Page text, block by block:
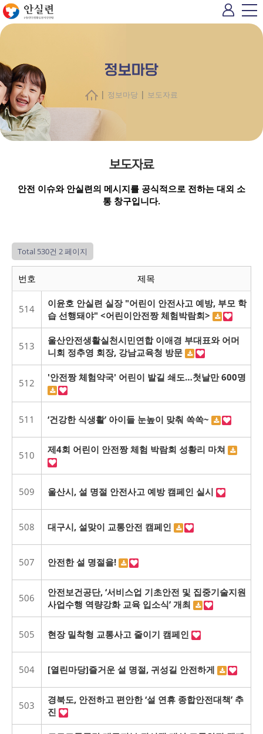
정보마당
| 정보마당 | 보도자료
보도자료
안전 이슈와 안실련의 메시지를 공식적으로 전하는 대외 소
통 창구입니다.
Total 530건 2 페이지
번호 제목
514
이윤호 안실련 실장 "어린이 안전사고 예방, 부모 학
습 선행돼야" <어린이안전짱 체험박람회>
513
울산안전생활실천시민연합 이애경 부대표와 어머
니회 정추영 회장, 강남교육청 방문
512 '안전짱 체험약국' 어린이 발길 쇄도…첫날만 600명
511 ‘건강한 식생활’ 아이들 눈높이 맞춰 쏙쏙~
510 제4회 어린이 안전짱 체험 박람회 성황리 마쳐
509 울산시, 설 명절 안전사고 예방 캠페인 실시
508 대구시, 설맞이 교통안전 캠페인
507 안전한 설 명절을!
506
안전보건공단, ‘서비스업 기초안전 및 집중기술지원
사업수행 역량강화 교육 입소식’ 개최
505 현장 밀착형 교통사고 줄이기 캠페인
504 [열린마당]즐거운 설 명절, 귀성길 안전하게
503
경북도, 안전하고 편안한 ‘설 연휴 종합안전대책’ 추
진